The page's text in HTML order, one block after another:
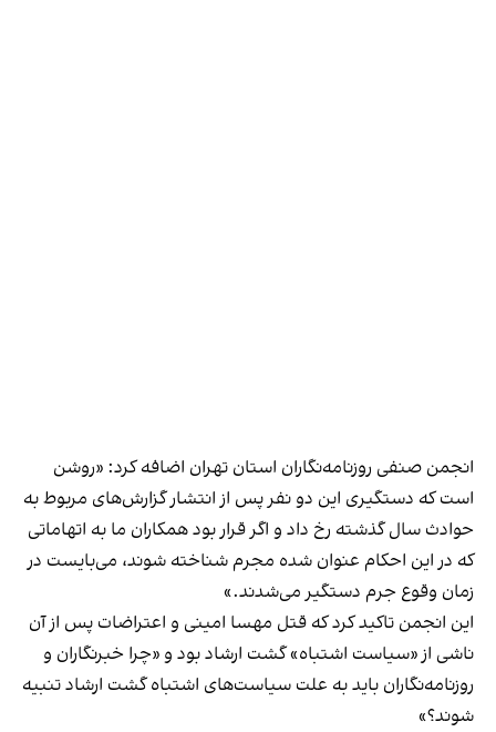
انجمن صنفی روزنامه‌نگاران استان تهران اضافه کرد: «روشن
است که دستگیری این دو نفر پس از انتشار گزارش‌های مربوط به
حوادث سال گذشته رخ داد و اگر قرار بود همکاران ما به اتهاماتی
که در این احکام عنوان شده مجرم شناخته شوند، می‌بایست در
زمان وقوع جرم دستگیر می‌شدند.»
این انجمن تاکید کرد که قتل مهسا امینی و اعتراضات پس از آن
ناشی از «سیاست اشتباه» گشت ارشاد بود و «چرا خبرنگاران و
روزنامه‌نگاران باید به علت سیاست‌های اشتباه گشت ارشاد تنبیه
شوند؟»